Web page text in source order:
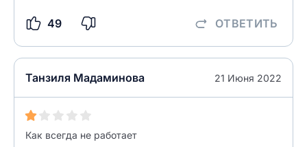
49 ОТВЕТИТЬ
Танзиля Мадаминова 21 Июня 2022
Как всегда не работает